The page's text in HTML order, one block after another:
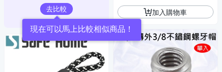
去比較
現在可以馬上比較相似商品！
加入購物車